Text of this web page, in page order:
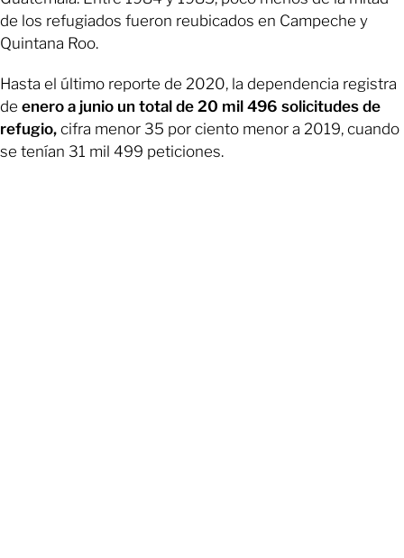
de los refugiados fueron reubicados en Campeche y
Quintana Roo.
Hasta el último reporte de 2020, la dependencia registra
de enero a junio un total de 20 mil 496 solicitudes de
refugio, cifra menor 35 por ciento menor a 2019, cuando
se tenían 31 mil 499 peticiones.